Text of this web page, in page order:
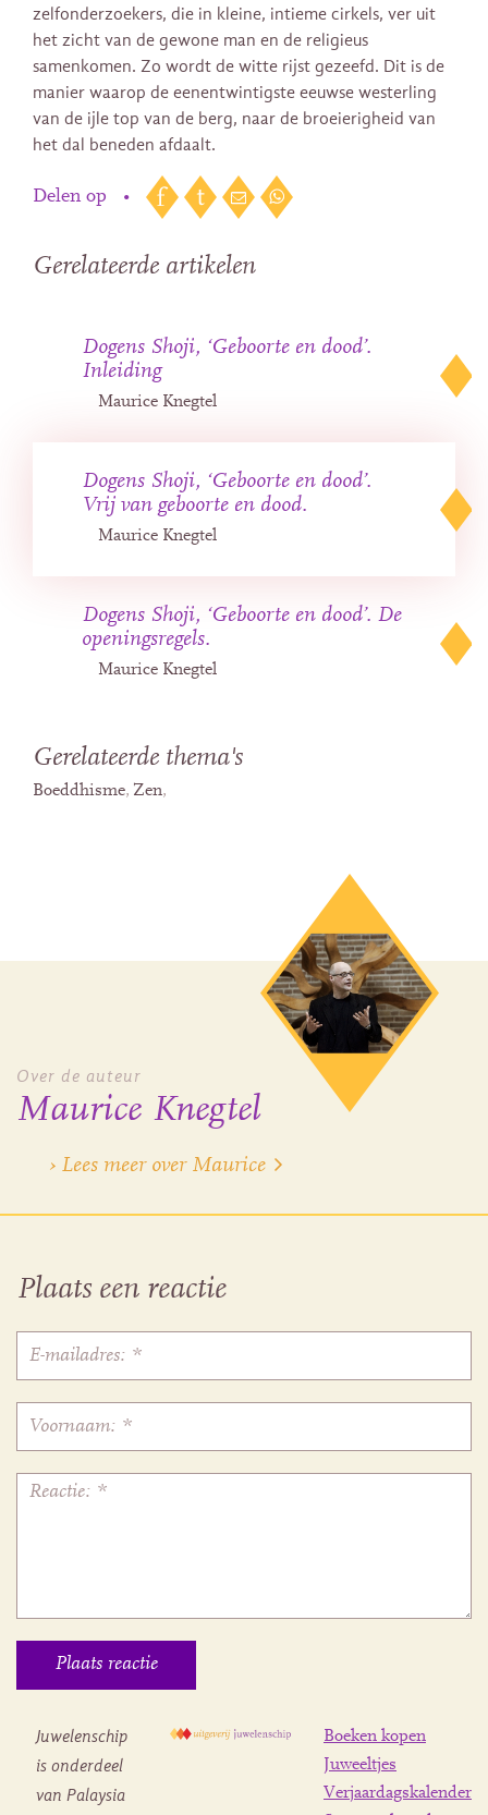
zelfonderzoekers, die in kleine, intieme cirkels, ver uit
het zicht van de gewone man en de religieus
samenkomen. Zo wordt de witte rijst gezeefd. Dit is de
manier waarop de eenentwintigste eeuwse westerling
van de ijle top van de berg, naar de broeierigheid van
het dal beneden afdaalt.
Delen op •
Gerelateerde artikelen
Dogens Shoji, ‘Geboorte en dood’.
Inleiding
Maurice Knegtel
Dogens Shoji, ‘Geboorte en dood’.
Vrij van geboorte en dood.
Maurice Knegtel
Dogens Shoji, ‘Geboorte en dood’. De
openingsregels.
Maurice Knegtel
Gerelateerde thema's
Boeddhisme Zen
Over de auteur
Maurice Knegtel
› Lees meer over Maurice
Plaats een reactie
Juwelenschip
is onderdeel
van Palaysia
Boeken kopen
Juweeltjes
Verjaardagskalender